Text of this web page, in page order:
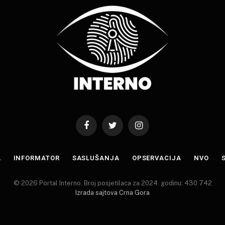
FacebookTwitter Instagram
INFORMATOR SASLUŠANJA OPSERVACIJA NVO
© 2026 Portal Interno. Broj posjetilaca za 2024. godinu: 430 742
Izrada sajtova Crna Gora